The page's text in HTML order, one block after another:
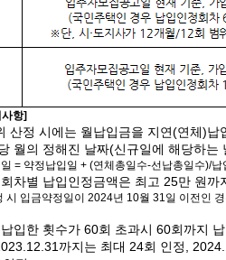
항]
산정 시에는 월납입금을 지연(연체)
월의 정해진 날짜(신규일에 해당하
약정납입일 + (연체총일수-선납총일수)/납
차별 납입인정금액은 최고 25만 원까
입금약정일이 2024년 10월 31일 이전인 경
입한 횟수가 60회 초과시 60회까지
까지는 최대 24회 인정,